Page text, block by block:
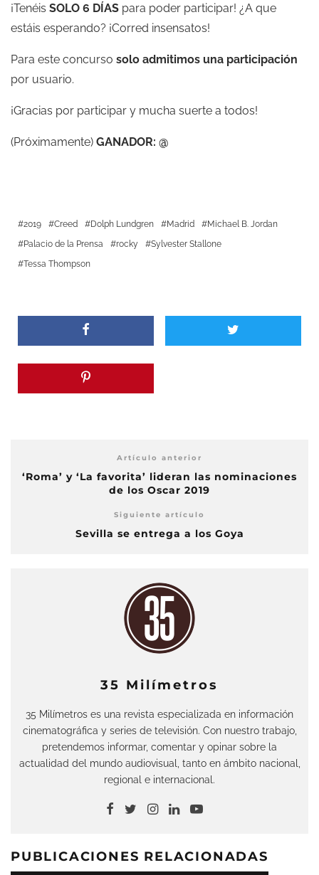
¡Tenéis SOLO 6 DÍAS para poder participar! ¿A que
estáis esperando? ¡Corred insensatos!
Para este concurso solo admitimos una participación
por usuario.
¡Gracias por participar y mucha suerte a todos!
(Próximamente) GANADOR: @
2019 Creed Dolph Lundgren Madrid
Michael B. Jordan
Palacio de la Prensa
rocky
Sylvester Stallone
Tessa Thompson
Artículo anterior
‘Roma’ y ‘La favorita’ lideran las nominaciones
de los Oscar 2019
Siguiente artículo
Sevilla se entrega a los Goya
35 Milímetros
35 Milímetros es una revista especializada en información
cinematográfica y series de televisión. Con nuestro trabajo,
pretendemos informar, comentar y opinar sobre la
actualidad del mundo audiovisual, tanto en ámbito nacional,
regional e internacional.
PUBLICACIONES RELACIONADAS